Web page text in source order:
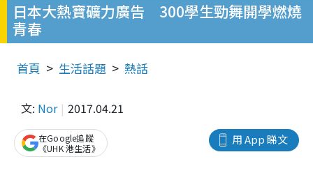
日本大熱寶礦力廣告 300學生勁舞開學燃燒
青春
首頁 生活話題 熱話
文: Nor 2017.04.21
用 App 睇文
在Google追蹤
《UHK 港生活》